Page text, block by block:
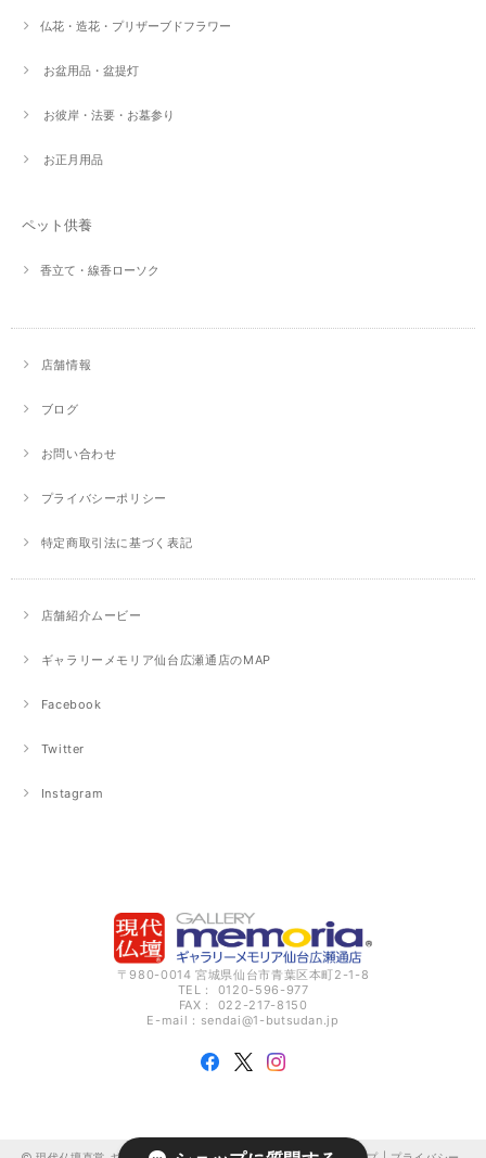
仏花・造花・プリザーブドフラワー
お盆用品・盆提灯
お彼岸・法要・お墓参り
お正月用品
ペット供養
香立て・線香ローソク
店舗情報
ブログ
お問い合わせ
プライバシーポリシー
特定商取引法に基づく表記
店舗紹介ムービー
ギャラリーメモリア仙台広瀬通店のMAP
Facebook
Twitter
Instagram
〒980-0014 宮城県仙台市青葉区本町2-1-8
TEL： 0120-596-977
FAX： 022-217-8150
E-mail： sendai@1-butsudan.jp